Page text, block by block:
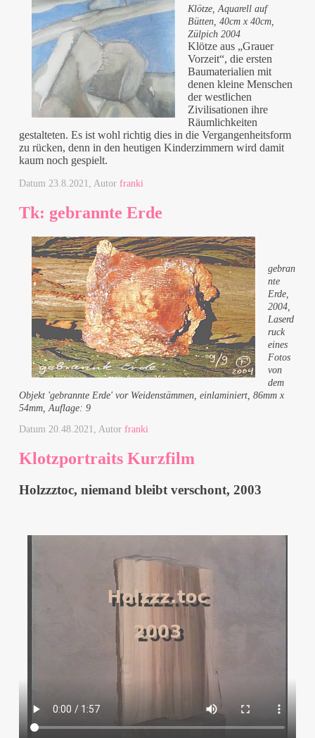
Klötze, Aquarell auf
Bütten, 40cm x 40cm,
Zülpich 2004
Klötze aus „Grauer
Vorzeit“, die ersten
Baumaterialien mit
denen kleine Menschen
der westlichen
Zivilisationen ihre
Räumlichkeiten
gestalteten. Es ist wohl richtig dies in die Vergangenheitsform
zu rücken, denn in den heutigen Kinderzimmern wird damit
kaum noch gespielt.
Datum23.8.2021, Autorfranki
Tk: gebrannte Erde
gebran
nte
Erde,
2004,
Laserd
ruck
eines
Fotos
von
dem
Objekt 'gebrannte Erde' vor Weidenstämmen, einlaminiert, 86mm x
54mm, Auflage: 9
Datum 20.48.2021 , Autorfranki
Klotzportraits Kurzfilm
Holzzztoc, niemand bleibt verschont, 2003